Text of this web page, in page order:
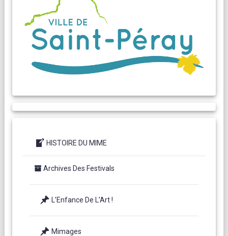
HISTOIRE DU MIME
Archives Des Festivals
L’Enfance De L’Art !
Mimages